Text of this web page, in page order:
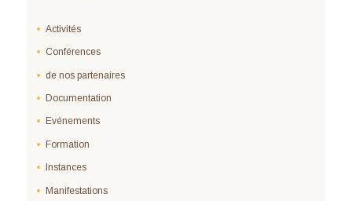
Activités
Conférences
de nos partenaires
Documentation
Evénements
Formation
Instances
Manifestations